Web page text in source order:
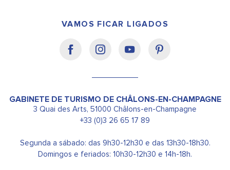
VAMOS FICAR LIGADOS
GABINETE DE TURISMO DE CHÂLONS-EN-CHAMPAGNE
3 Quai des Arts, 51000 Châlons-en-Champagne
+33 (0)3 26 65 17 89
Segunda a sábado: das 9h30-12h30 e das 13h30-18h30.
Domingos e feriados: 10h30-12h30 e 14h-18h.